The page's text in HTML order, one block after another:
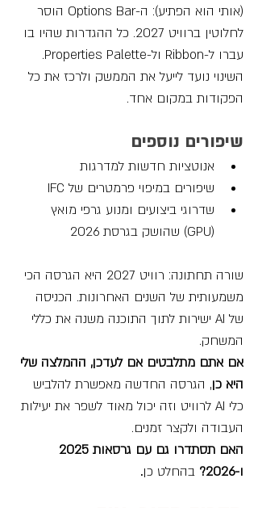
(אותי הוא הפתיע): ה-Options Bar הוסר
לחלוטין ברוויט 2027. כל ההגדרות שהיו בו
עברו ל-Ribbon ול-Properties Palette.
השינוי נועד לייעל את הממשק ולרכז את כל
הפקודות במקום אחד.
שיפורים נוספים
אנוטציות חדשות למדרגות
שיפורים במיפוי פרמטרים של IFC
שדרוגי ביצועים ומנוע גרפי מואץ
(GPU) שהושק בגרסת 2026
שורה תחתונה: רוויט 2027 היא הגרסה הכי
משמעותית של השנים האחרונות. הכניסה
של AI ישירות לתוך התוכנה משנה את כללי
המשחק.
אם אתם מתלבטים אם לעדכן, ההמלצה שלי
היא כן, הגרסה החדשה מאפשרת להלביש
כלי AI לרוויט וזה יכול מאוד לשפר את יעילות
העבודה ולקצר זמנים.
ו-2026?
בהחלט כן.